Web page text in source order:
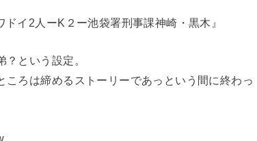
イ2人ーK２ー池袋署刑事課神崎・黒木』
という設定。
ろは締めるストーリーであっという間に終わっ